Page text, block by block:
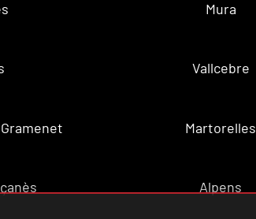
Mura
Vallcebre
Martorelles
Alpens